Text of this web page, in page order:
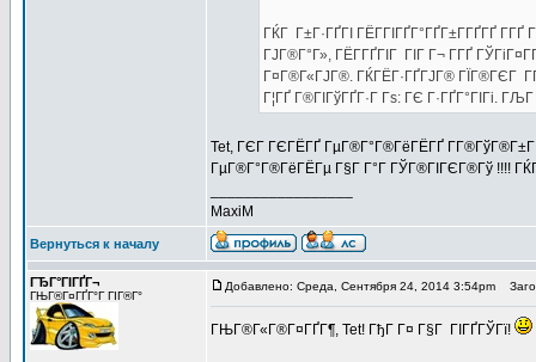
ГЌГ Г±Г·ГҐГІ ГЁГ­ГІГҐГ°ГҐГ±Г­ГҐГҐ Г­ГҐ
ГЈГ®Г°Г», ГЁГ­ГҐГІГ ГІГ Г¬ Г­ГҐ
Г¤Г®Г«ГЈГ®. ГЌГЁГ·ГҐГЈГ® ГЇГ®ГЄГ
Г¦ГҐ Г®ГІГўГҐГ·Г Гѕ: ГЄ Г·ГҐГ°ГІГі.
Tet, ГЄГ ГЄГЁГҐ ГµГ®Г°Г®ГёГЁГҐ
ГµГ®Г°Г®ГёГЁГµ Г§Г Г°Г ГЎГ®ГІГЄГ®Гў !!!!
MaxiM
Вернуться к началу
ГЂГ°ГІГҐГ¬
ГЊГ®Г¤ГҐГ°Г ГІГ®Г°
Добавлено: Среда, Сентября 24, 2014 3:54pm
ГЊГ®Г«Г®Г¤ГҐГ¶, Tet! ГђГ Г¤ Г§Г ГІГҐГЎГї!